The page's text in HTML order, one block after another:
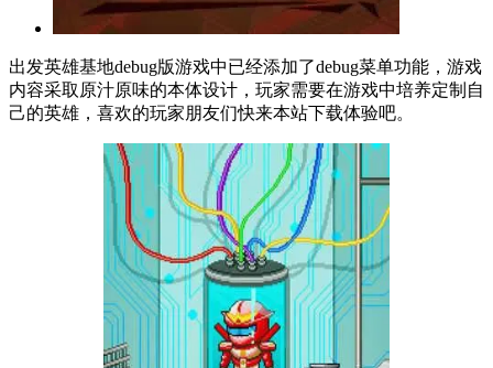
出发英雄基地debug版游戏中已经添加了debug菜单功能，游戏
内容采取原汁原味的本体设计，玩家需要在游戏中培养定制自
己的英雄，喜欢的玩家朋友们快来本站下载体验吧。